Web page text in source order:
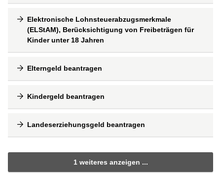
Elektronische Lohnsteuerabzugsmerkmale
(ELStAM), Berücksichtigung von Freibeträgen für
Kinder unter 18 Jahren
Elterngeld beantragen
Kindergeld beantragen
Landeserziehungsgeld beantragen
1 weiteres anzeigen ...